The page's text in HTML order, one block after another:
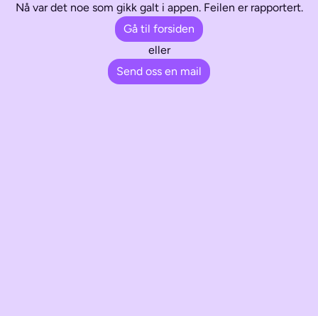
Nå var det noe som gikk galt i appen. Feilen er rapportert.
Gå til forsiden
eller
Send oss en mail